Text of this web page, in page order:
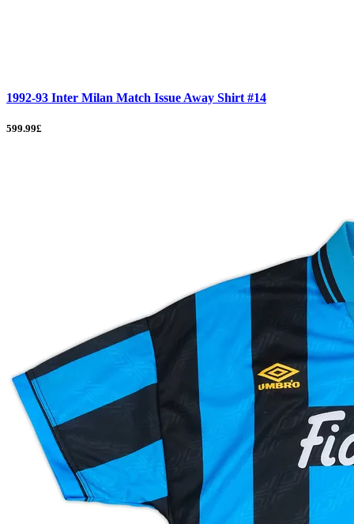
1992-93 Inter Milan Match Issue Away Shirt #14
599.99£